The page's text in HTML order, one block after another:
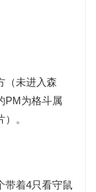
（未进入森
PM为格斗属
。
带着4只看守鼠